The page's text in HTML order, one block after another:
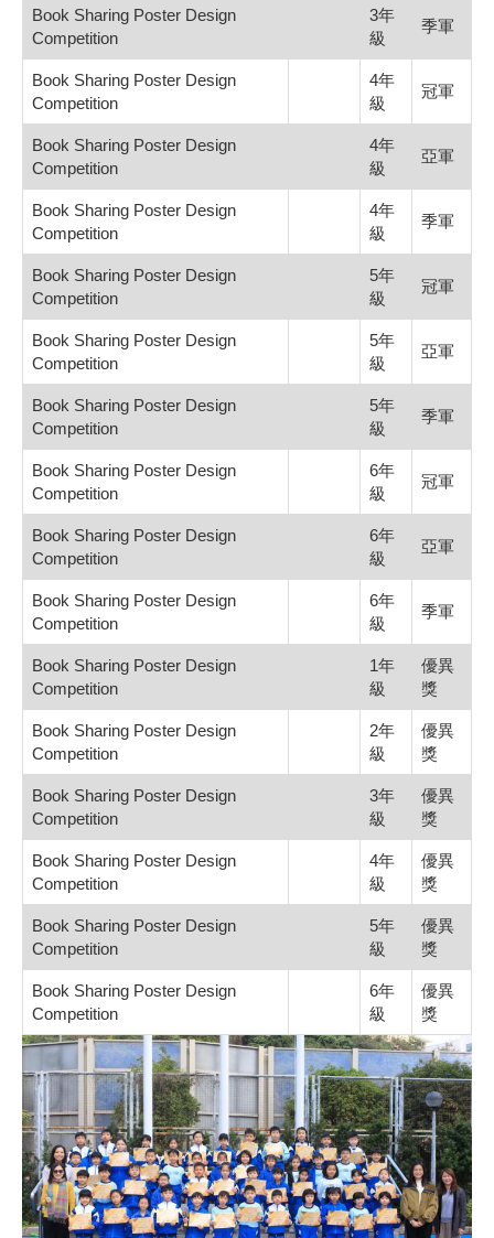
Book Sharing Poster Design
Competition
3年
級
季軍
Book Sharing Poster Design
Competition
4年
級
冠軍
Book Sharing Poster Design
Competition
4年
級
亞軍
Book Sharing Poster Design
Competition
4年
級
季軍
Book Sharing Poster Design
Competition
5年
級
冠軍
Book Sharing Poster Design
Competition
5年
級
亞軍
Book Sharing Poster Design
Competition
5年
級
季軍
Book Sharing Poster Design
Competition
6年
級
冠軍
Book Sharing Poster Design
Competition
6年
級
亞軍
Book Sharing Poster Design
Competition
6年
級
季軍
Book Sharing Poster Design
Competition
1年
級
優異
獎
Book Sharing Poster Design
Competition
2年
級
優異
獎
Book Sharing Poster Design
Competition
3年
級
優異
獎
Book Sharing Poster Design
Competition
4年
級
優異
獎
Book Sharing Poster Design
Competition
5年
級
優異
獎
Book Sharing Poster Design
Competition
6年
級
優異
獎